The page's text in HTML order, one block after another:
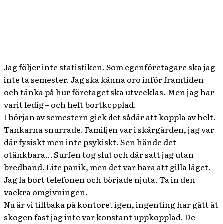
Jag följer inte statistiken. Som egenföretagare ska jag
inte ta semester. Jag ska känna oro inför framtiden
och tänka på hur företaget ska utvecklas. Men jag har
varit ledig – och helt bortkopplad.
I början av semestern gick det sådär att koppla av helt.
Tankarna snurrade. Familjen var i skärgården, jag var
där fysiskt men inte psykiskt. Sen hände det
otänkbara… Surfen tog slut och där satt jag utan
bredband. Lite panik, men det var bara att gilla läget.
Jag la bort telefonen och började njuta. Ta in den
vackra omgivningen.
Nu är vi tillbaka på kontoret igen, ingenting har gått åt
skogen fast jag inte var konstant uppkopplad. De